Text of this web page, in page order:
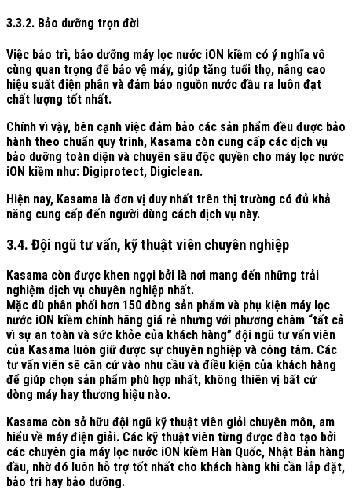
3.3.2. Bảo dưỡng trọn đời
Việc bảo trì, bảo dưỡng máy lọc nước iON kiềm có ý nghĩa vô
cùng quan trọng để bảo vệ máy, giúp tăng tuổi thọ, nâng cao
hiệu suất điện phân và đảm bảo nguồn nước đầu ra luôn đạt
chất lượng tốt nhất.
Chính vì vậy, bên cạnh việc đảm bảo các sản phẩm đều được bảo
hành theo chuẩn quy trình, Kasama còn cung cấp các dịch vụ
bảo dưỡng toàn diện và chuyên sâu độc quyền cho máy lọc nước
iON kiềm như: Digiprotect, Digiclean.
Hiện nay, Kasama là đơn vị duy nhất trên thị trường có đủ khả
năng cung cấp đến người dùng cách dịch vụ này.
3.4. Đội ngũ tư vấn, kỹ thuật viên chuyên nghiệp
Kasama còn được khen ngợi bởi là nơi mang đến những trải
nghiệm dịch vụ chuyên nghiệp nhất.
Mặc dù phân phối hơn 150 dòng sản phẩm và phụ kiện máy lọc
nước iON kiềm chính hãng giá rẻ nhưng với phương châm “tất cả
vì sự an toàn và sức khỏe của khách hàng” đội ngũ tư vấn viên
của Kasama luôn giữ được sự chuyên nghiệp và công tâm. Các
tư vấn viên sẽ căn cứ vào nhu cầu và điều kiện của khách hàng
để giúp chọn sản phẩm phù hợp nhất, không thiên vị bất cứ
dòng máy hay thương hiệu nào.
Kasama còn sở hữu đội ngũ kỹ thuật viên giỏi chuyên môn, am
hiểu về máy điện giải. Các kỹ thuật viên từng được đào tạo bởi
các chuyên gia máy lọc nước iON kiềm Hàn Quốc, Nhật Bản hàng
đầu, nhờ đó luôn hỗ trợ tốt nhất cho khách hàng khi cần lắp đặt,
bảo trì hay bảo dưỡng.